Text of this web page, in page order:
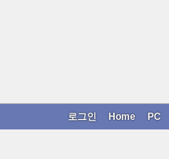
PC
Home
로그인